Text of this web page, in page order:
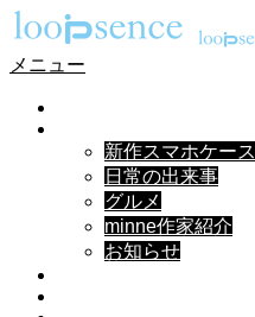
メニュー
新作スマホケース
日常の出来事
グルメ
minne作家紹介
お知らせ